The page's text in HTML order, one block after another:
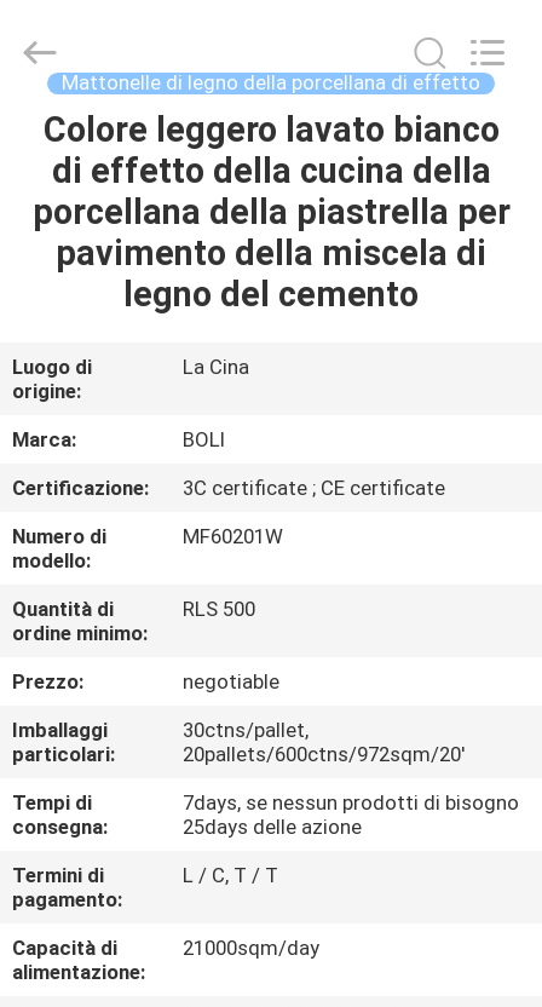
CASA.
PRODOTTI
VIDEO
DI
NOI
VISITA
ALLA
FABBRICA
CONTROLLO
DELLA
QUALITÀ
CONTATTACI
CHIEDI UN
PREVENTIVO
CERAMICS
CO.,LTD..
Reserved.
Mattonelle di legno della porcellana di effetto
Colore leggero lavato bianco
di effetto della cucina della
porcellana della piastrella per
pavimento della miscela di
legno del cemento
Luogo di
origine:
La Cina
Marca:
BOLI
Certificazione:
3C certificate ; CE certificate
Numero di
modello:
MF60201W
Quantità di
ordine minimo:
RLS 500
Prezzo:
negotiable
Imballaggi
particolari:
30ctns/pallet,
20pallets/600ctns/972sqm/20'
Tempi di
consegna:
7days, se nessun prodotti di bisogno
25days delle azione
Termini di
pagamento:
L / C, T / T
Capacità di
alimentazione:
21000sqm/day